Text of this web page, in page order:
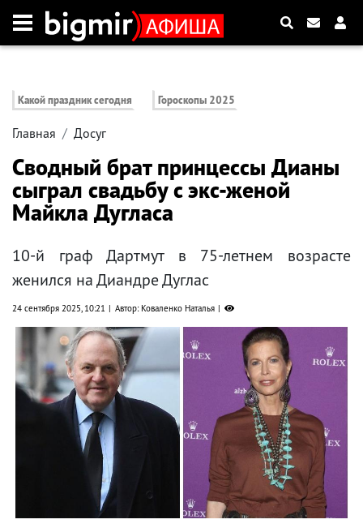
Какой праздник сегодня Гороскопы 2025
Главная Досуг
Сводный брат принцессы Дианы
сыграл свадьбу с экс-женой
Майкла Дугласа
10-й граф Дартмут в 75-летнем возрасте
женился на Диандре Дуглас
24 сентября 2025, 10:21 Автор: Коваленко Наталья